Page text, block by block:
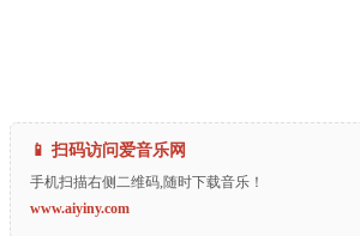
📱 扫码访问爱音乐网
手机扫描右侧二维码,随时下载音乐！
www.aiyiny.com